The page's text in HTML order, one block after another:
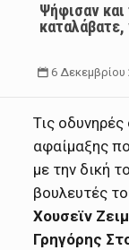
Ψήφισαν
καταλάβατε,
6 Δεκεμβρίου
Τις
αφαίμαξης
με την δική
βουλευτές
Χουσεϊν
Γρηγόρης